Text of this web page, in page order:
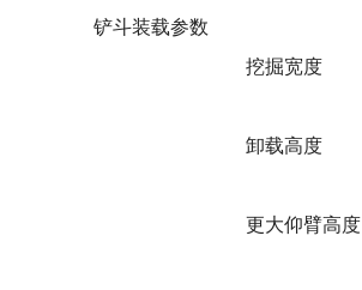
铲斗装载参数
挖掘宽度
卸载高度
更大仰臂高度